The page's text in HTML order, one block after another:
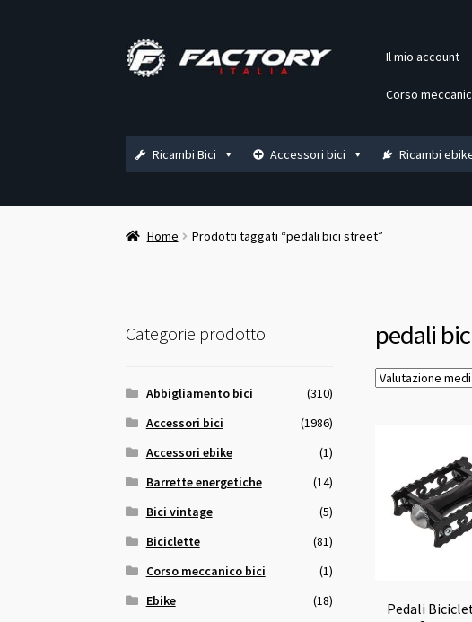
Vai
alla
Vai
al
Il mio account
Corso
Ricambi Bici Accessori bici Ricambi
Home Prodotti taggati “pedali bici street”
pedali
Pedali
Categorie prodotto
Abbigliamento bici
(310)
Accessori bici
(1986)
Accessori ebike
(1)
Barrette energetiche
(14)
Bici vintage
(5)
Biciclette
(81)
Corso meccanico bici
(1)
Ebike
(18)